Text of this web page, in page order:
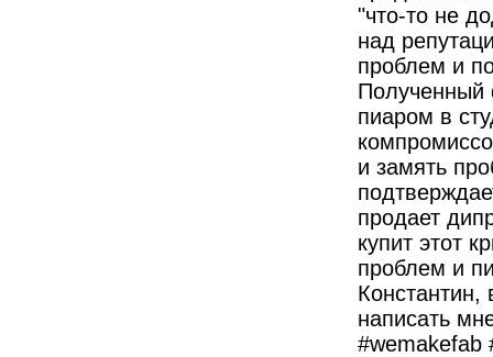
"что-то не
над
проблем и
Полученный
пиаром в
и замять
продает
купит этот
проблем и
Константин,
написать
#wemakefab